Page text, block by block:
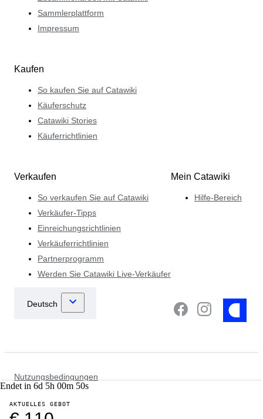
Endet in 6d 5h 00m 50s
AKTUELLES GEBOT
Sammlerplattform
Impressum
Kaufen
So kaufen Sie auf Catawiki
Käuferschutz
Catawiki Stories
Käuferrichtlinien
Verkaufen
So verkaufen Sie auf Catawiki
Verkäufer-Tipps
Einreichungsrichtlinien
Verkäuferrichtlinien
Partnerprogramm
Werden Sie Catawiki Live-Verkäufer
Mein Catawiki
Hilfe-Bereich
Nutzungsbedingungen
Datenschutzhinweis
Strafverfolgungsrichtlinie